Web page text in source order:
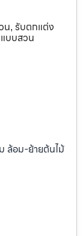
น, รับตกแต่ง
บบสวน
ล้อม-ย้ายต้นไม้